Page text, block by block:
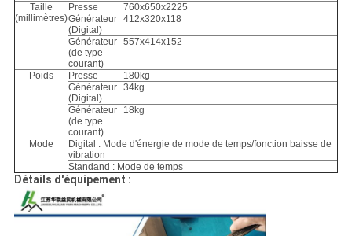
Taille
(millimètres)
Presse
760x650x2225
Générateur
(Digital)
412x320x118
Générateur
(de type
courant)
557x414x152
Poids Presse
180kg
Générateur
(Digital)
34kg
Générateur
(de type
courant)
18kg
Mode
Digital : Mode d'énergie de mode de temps/fonction baisse de
vibration
Standand : Mode de temps
Détails d'équipement :